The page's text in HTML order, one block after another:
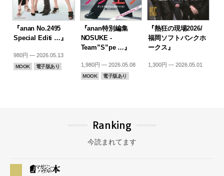
『anan No.2495
Special Editi …』
980円 — 2026.05.13
MOOK 電子版あり
『anan特別編集
NOSUKE -
Team”S”pe …』
1,980円 — 2026.05.08
MOOK 電子版あり
『熱狂の現場2026/
福岡ソフトバンクホ
ークス』
1,300円 — 2026.05.01
Ranking
今読まれてます